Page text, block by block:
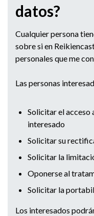
datos?
Cualquier persona
sobre si en
personales que me
Las personas
Solicitar el acceso
interesado
Solicitar su
Solicitar la
Oponerse al
Solicitar la
Los interesados